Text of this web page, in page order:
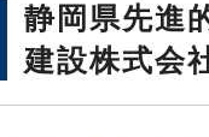
静岡県先進
建設株式会